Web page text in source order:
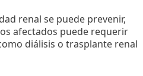
renal se puede prevenir,
afectados puede requerir
diálisis o trasplante renal